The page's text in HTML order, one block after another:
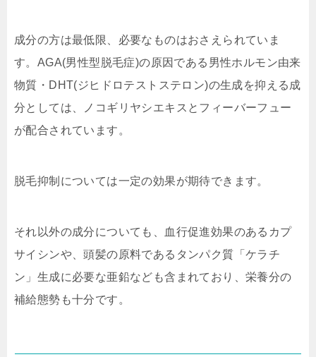
成分の方は最低限、必要なものはおさえられていま
す。AGA(男性型脱毛症)の原因である男性ホルモン由来
物質・DHT(ジヒドロテストステロン)の生成を抑える成
分としては、
ノコギリヤシエキスとフィーバーフュー
が配合されています。
脱毛抑制については一定の効果が期待できます。
それ以外の成分についても、血行促進効果のあるカプ
サイシンや、頭髪の原料であるタンパク質「ケラチ
ン」生成に必要な亜鉛なども含まれており、栄養分の
補給態勢も十分です。